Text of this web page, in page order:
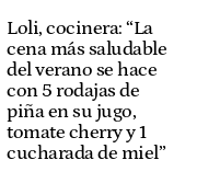
Loli, cocinera: “La
cena más saludable
del verano se hace
con 5 rodajas de
piña en su jugo,
tomate cherry y 1
cucharada de miel”